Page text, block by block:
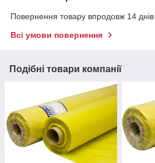
Повернення товару впродовж 14
Всі умови повернення
Подібні товари компанії